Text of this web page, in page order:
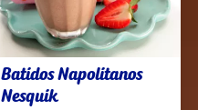
Batidos Napolitanos
Nesquik